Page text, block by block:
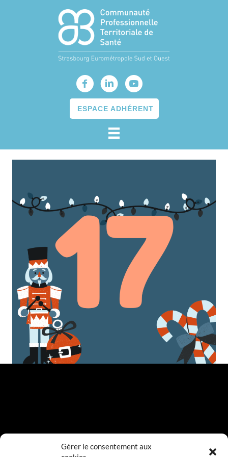
Gérer le consentement aux
ESPACE ADHÉRENT